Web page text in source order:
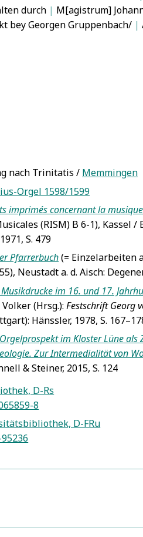
durch | M[agistrum]
bey Georgen Gruppenbach/ |
nach Trinitatis / Memmingen
Orgel 1598/1599
imprimés concernant la
(RISM) B 6-1), Kassel /
S. 479
Pfarrerbuch(= Einzelarbeiten
Neustadt a. d. Aisch:
im 16. und 17.
Volker (Hrsg.):Festschrift Georg
Hänssler, 1978, S.
im Kloster Lüne als
Zur Intermedialität von
& Steiner, 2015, S. 124
D-Rs
8
D-FRu